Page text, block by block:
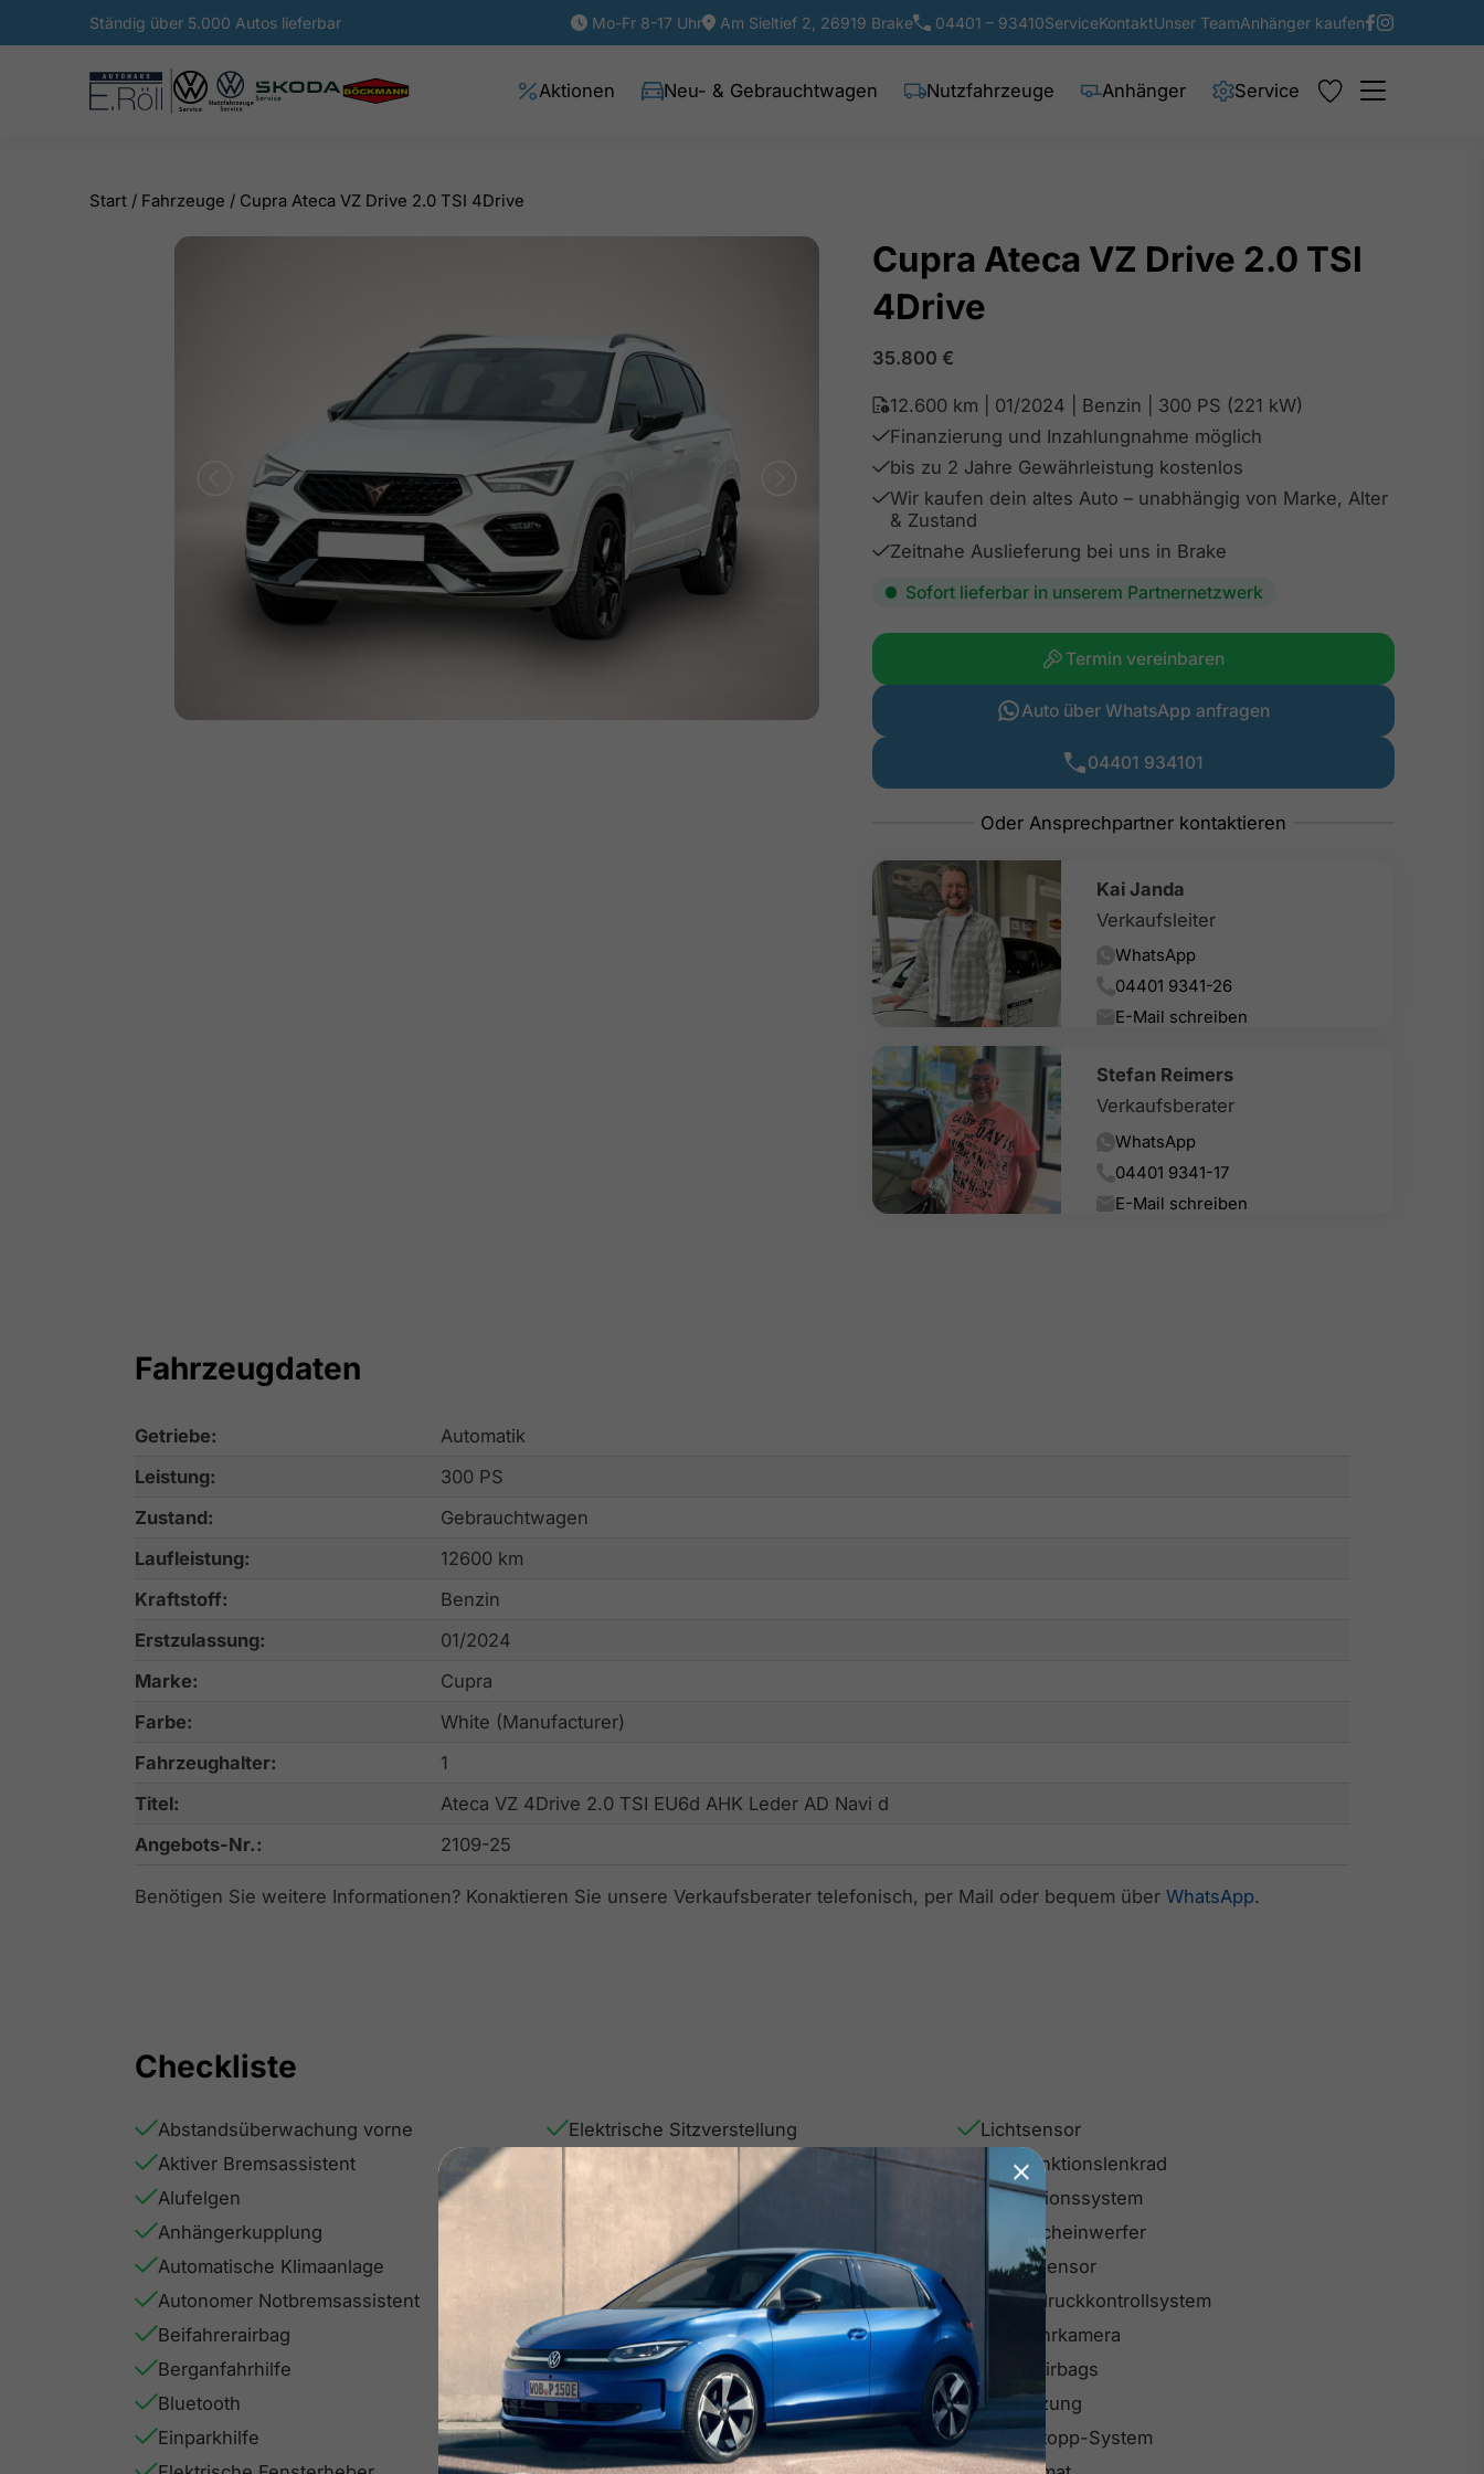
Ständig über 5.000 Autos lieferbar Mo-Fr 8-17 Uhr Am Sieltief 2, 26919 Brake 04401 – 93410ServiceKontaktUnser TeamAnhänger kaufen
Aktionen Neu- & Gebrauchtwagen Nutzfahrzeuge Anhänger Service
Start/ Fahrzeuge / Cupra Ateca VZ Drive 2.0 TSI 4Drive
Cupra Ateca VZ Drive 2.0 TSI
4Drive
35.800€
12.600 km | 01/2024 | Benzin | 300 PS (221 kW)
Finanzierung und Inzahlungnahme möglich
bis zu 2 Jahre Gewährleistung kostenlos
Wir kaufen dein altes Auto – unabhängig von Marke, Alter
& Zustand
Zeitnahe Auslieferung bei uns in Brake
Sofort lieferbar in unserem Partnernetzwerk
Termin vereinbaren
Auto über WhatsApp anfragen
04401 934101
Kai Janda
Verkaufsleiter
WhatsApp
04401 9341-26
E-Mail schreiben
Stefan Reimers
Verkaufsberater
WhatsApp
04401 9341-17
E-Mail schreiben
Fahrzeugdaten
Getriebe:
Automatik
Leistung:
300 PS
Zustand:
Gebrauchtwagen
Laufleistung:
12600 km
Kraftstoff:
Benzin
Erstzulassung:
01/2024
Marke:
Cupra
Farbe:
White (Manufacturer)
Fahrzeughalter:
1
Titel:
Ateca VZ 4Drive 2.0 TSI EU6d AHK Leder AD Navi d
Angebots-Nr.:
2109-25
Benötigen Sie weitere Informationen? Konaktieren Sie unsere Verkaufsberater telefonisch, per Mail oder bequem über WhatsApp.
Checkliste
Abstandsüberwachung vorne
Aktiver Bremsassistent
Alufelgen
Anhängerkupplung
Automatische Klimaanlage
Autonomer Notbremsassistent
Beifahrerairbag
Berganfahrhilfe
Bluetooth
Einparkhilfe
Elektrische Sitzverstellung
Elektronische Dämpferregelung
Funk-Zentralverriegelung
Intelligenter Parkassistent
Karosserie-Computermodul
Keyless Go
Klimaanlage
Kopfairbag
LED-Scheinwerfer
Lichtsensor
Multifunktionslenkrad
Navigationssystem
Nebelscheinwerfer
Regensensor
Reifendruckkontrollsystem
Rückfahrkamera
Seitenairbags
Sitzheizung
Start-Stopp-System